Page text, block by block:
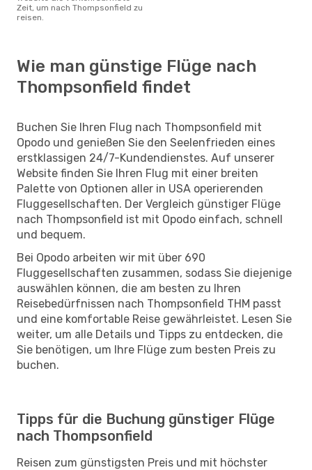
Zeit, um nach Thompsonfield zu
reisen.
Wie man günstige Flüge nach
Thompsonfield findet
Buchen Sie Ihren Flug nach Thompsonfield mit
Opodo und genießen Sie den Seelenfrieden eines
erstklassigen 24/7-Kundendienstes. Auf unserer
Website finden Sie Ihren Flug mit einer breiten
Palette von Optionen aller in USA operierenden
Fluggesellschaften. Der Vergleich günstiger Flüge
nach Thompsonfield ist mit Opodo einfach, schnell
und bequem.
Bei Opodo arbeiten wir mit über 690
Fluggesellschaften zusammen, sodass Sie diejenige
auswählen können, die am besten zu Ihren
Reisebedürfnissen nach Thompsonfield THM passt
und eine komfortable Reise gewährleistet. Lesen Sie
weiter, um alle Details und Tipps zu entdecken, die
Sie benötigen, um Ihre Flüge zum besten Preis zu
buchen.
Tipps für die Buchung günstiger Flüge
nach Thompsonfield
Reisen zum günstigsten Preis und mit höchster